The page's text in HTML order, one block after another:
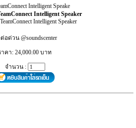
Intelligent Speake
Intelligent Speaker
Intelligent Speaker
อด่วน @soundscenter
าคา: 24,000.00 บาท
จำนวน :